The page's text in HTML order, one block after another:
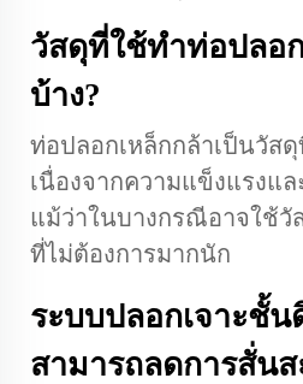
วัสดุที่ใช้ทำท่อปลอก
บ้าง?
ท่อปลอกเหล็กกล้าเป็นวัส
เนื่องจากความแข็งแรงแ
แม้ว่าในบางกรณีอาจใช้วั
ที่ไม่ต้องการมากนัก
ระบบปลอกเจาะชั้
สามารถลดการสั่นส